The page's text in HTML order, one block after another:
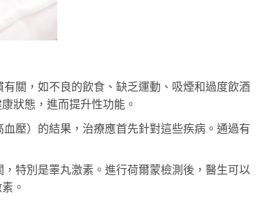
關，如不良的飲食、缺乏運動、吸煙和過度飲酒
狀態，進而提升性功能。
壓）的結果，治療應首先針對這些疾病。通過有
特別是睪丸激素。進行荷爾蒙檢測後，醫生可以
。